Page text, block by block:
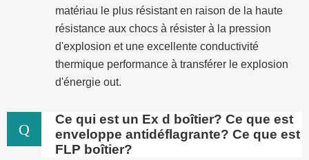
matériau le plus résistant en raison de la haute
résistance aux chocs à résister à la pression
d'explosion et une excellente conductivité
thermique performance à transférer le explosion
d'énergie out.
Q
Ce qui est un Ex d boîtier? Ce que est
enveloppe antidéflagrante? Ce que est
FLP boîtier?